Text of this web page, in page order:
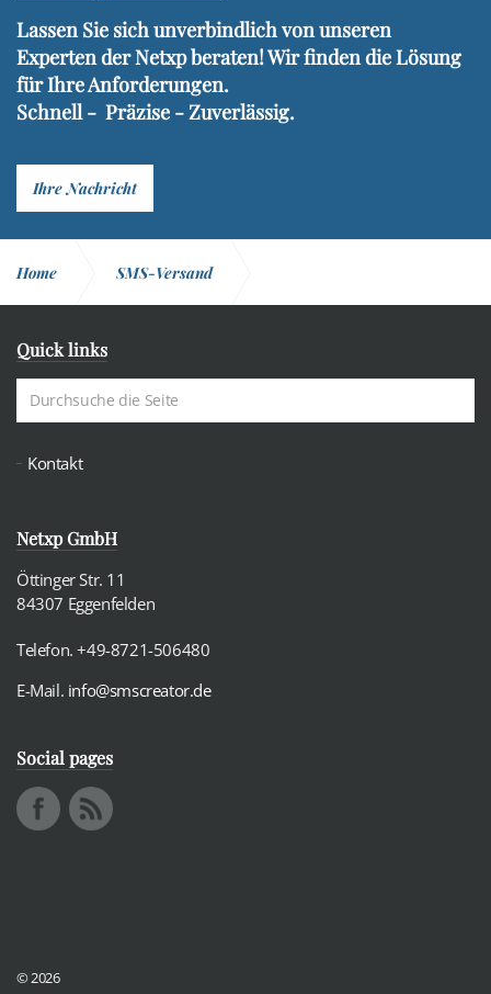
Lassen Sie sich unverbindlich von unseren
Experten der Netxp beraten! Wir finden die Lösung
für Ihre Anforderungen.
Schnell - Präzise - Zuverlässig.
Ihre Nachricht
Home SMS-Versand
Versand von Einzel SMS
Quick links
Kontakt
Netxp GmbH
Öttinger Str. 11
84307 Eggenfelden
Telefon. +49-8721-506480
E-Mail. info@smscreator.de
Social pages
© 2026